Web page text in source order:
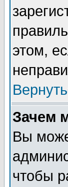
этом,
Зачем
Вы
чтобы